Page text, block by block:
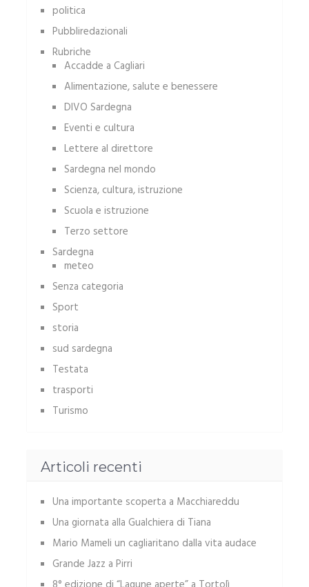
politica
Pubbliredazionali
Rubriche
Accadde a Cagliari
Alimentazione, salute e benessere
DIVO Sardegna
Eventi e cultura
Lettere al direttore
Sardegna nel mondo
Scienza, cultura, istruzione
Scuola e istruzione
Terzo settore
Sardegna
meteo
Senza categoria
Sport
storia
sud sardegna
Testata
trasporti
Turismo
Articoli recenti
Una importante scoperta a Macchiareddu
Una giornata alla Gualchiera di Tiana
Mario Mameli un cagliaritano dalla vita audace
Grande Jazz a Pirri